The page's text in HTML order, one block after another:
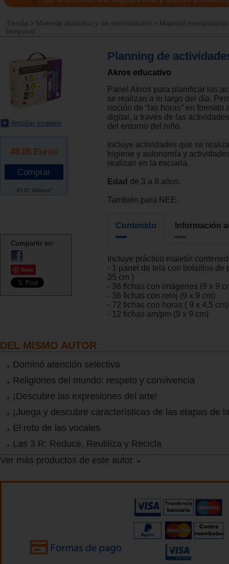
Tienda > Material didáctico y de estimulación > Material manipulativo
temporal
Ampliar imagen
48.06 Euros
45.82 Dólares*
Compartir en:
Save
Planning de
Akros educativo
Panel Akros para planificar las
se realizan a lo largo del día.
noción de “las horas” en formato
digital, a través de las
del entorno del niño.
Incluye actividades que se
higiene y autonomía y
realizan en la escuela.
Edad de 3 a 8 años.
También para NEE.
Contenido Información
Incluye práctico maletín
- 1 panel de tela con bolsillos de
35 cm )
- 36 fichas con imágenes (9 x 9
- 36 fichas con reloj (9 x 9 cm)
- 72 fichas con horas ( 9 x 4,5 cm)
- 12 fichas am/pm (9 x 9 cm)
DEL MISMO AUTOR
Dominó atención selectiva
Religiones del mundo: respeto y convivencia
¡Descubre las expresiones del arte!
¡Juega y descubre características de las etapas de
El reto de las vocales
Las 3 R: Reduce, Reutiliza y Recicla
Ver más productos de este autor